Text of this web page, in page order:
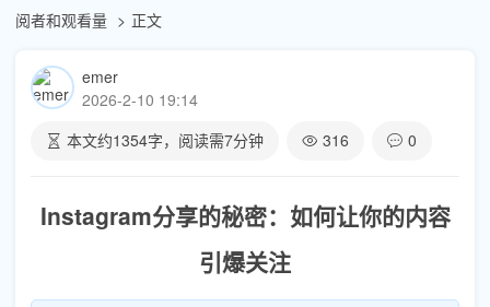
阅者和观看量
正文
emer
2026-2-10 19:14
本文约1354字，阅读需7分钟 316 0
Instagram分享的秘密：如何让你的内容
引爆关注